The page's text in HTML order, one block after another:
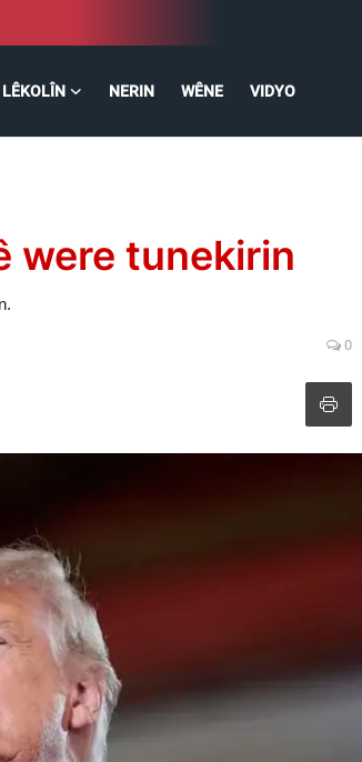
LÊKOLÎN NERIN WÊNE VIDYO
were tunekirin
0